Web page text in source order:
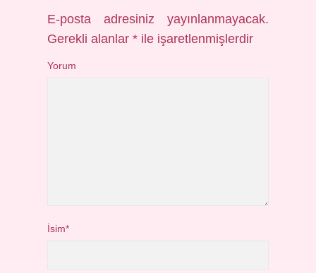
E-posta adresiniz yayınlanmayacak.
Gerekli alanlar* ile işaretlenmişlerdir
Yorum
İsim*